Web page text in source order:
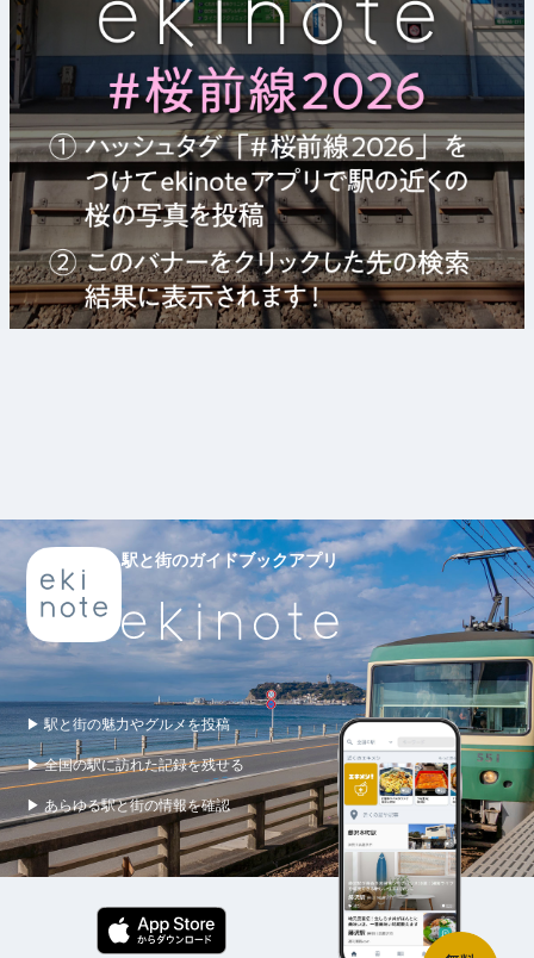
駅と街のガイドブックアプリ
▶ 駅と街の魅力やグルメを投稿
▶ 全国の駅に訪れた記録を残せる
▶ あらゆる駅と街の情報を確認